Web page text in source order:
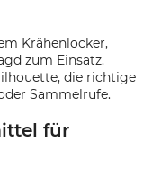
Krähenlocker,
zum Einsatz.
die richtige
Sammelrufe.
für